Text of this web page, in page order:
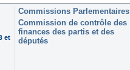
et
Commissions Parlementaires
Commission de contrôle des
finances des partis et des
députés